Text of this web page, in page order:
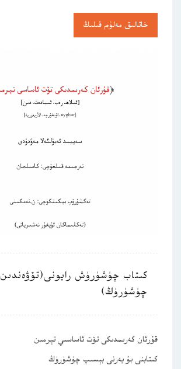
خاتالىق مەلۇم قىلىڭ
كىتاب چۈشۈرۈش رايونى(تۆۋەندىن
چۈشۈرۈڭ)
قۇرئان كەرىمدىكى تۆت ئاساسىي تېرمىن
كىتابنى بۇ يەرنى بېسىپ چۈشۈرۈڭ